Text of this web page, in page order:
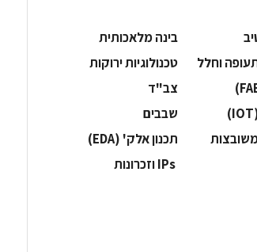
בינה מלאכותית
וחלל
‫טכנולוגיות ירוקות‬
‫צב"ד‬
‫שבבים‬
‫תכנון אלק' (‪(EDA‬‬
‫ ‪וזכרונות IPs‬‬